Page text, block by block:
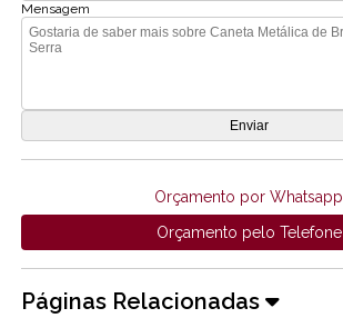
Mensagem
Orçamento por Whatsapp
Orçamento pelo Telefone
Páginas Relacionadas